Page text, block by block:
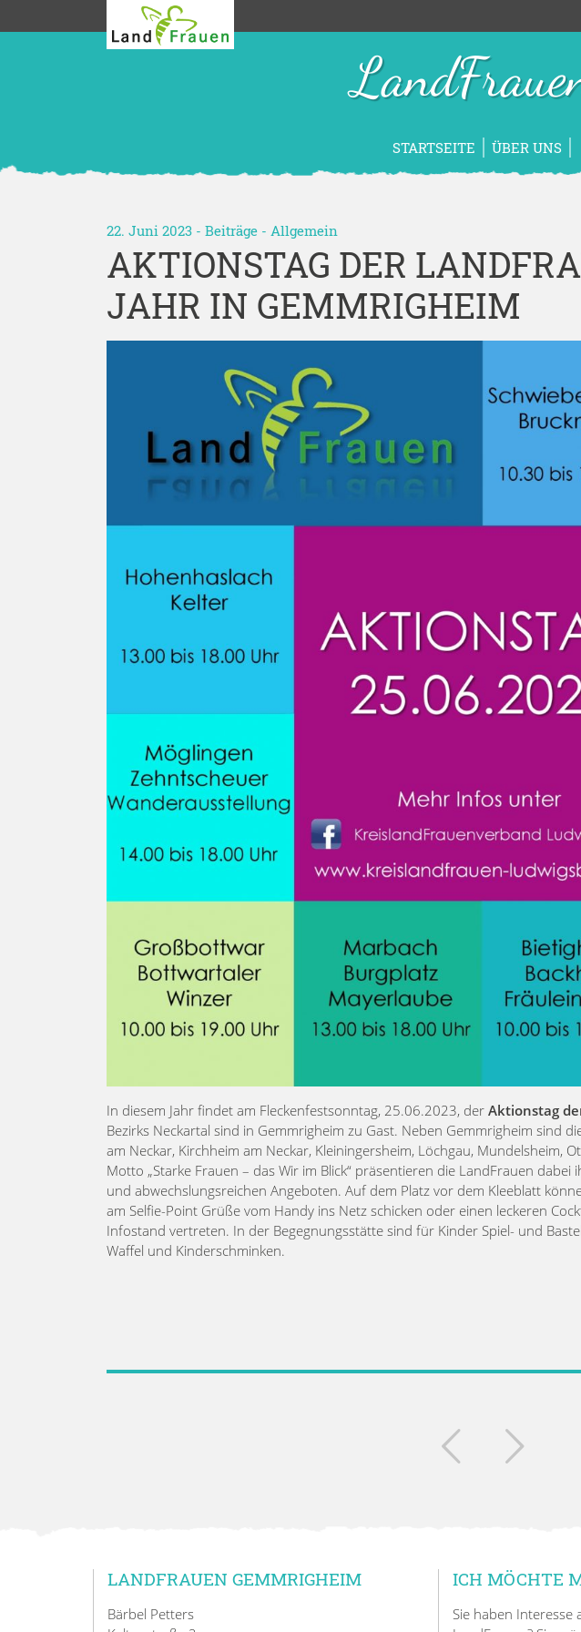
STARTSEITE ÜBER UNS
22. Juni 2023 - Beiträge - Allgemein
AKTIONSTAG DER
JAHR IN GEMMRIGHEIM
In diesem Jahr findet am Fleckenfestsonntag, 25.06.2023, der Aktionstag
Bezirks Neckartal sind in Gemmrigheim zu Gast. Neben Gemmrigheim sind
am Neckar, Kirchheim am Neckar, Kleiningersheim, Löchgau, Mundelsheim,
Motto „Starke Frauen – das Wir im Blick“ präsentieren die LandFrauen
und abwechslungsreichen Angeboten. Auf dem Platz vor dem Kleeblatt
am Selfie-Point Grüße vom Handy ins Netz schicken oder einen leckeren
Infostand vertreten. In der Begegnungsstätte sind für Kinder Spiel- und
Waffel und Kinderschminken.
LANDFRAUEN GEMMRIGHEIM
Bärbel Petters
ICH MÖCHTE
Sie haben Interesse